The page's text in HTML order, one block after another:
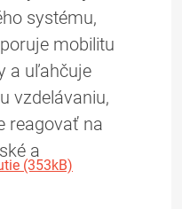
systému,
mobilitu
a uľahčuje
vzdelávaniu,
reagovať na
a
(353kB)